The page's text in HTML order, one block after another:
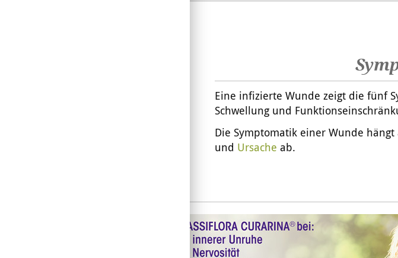
Eine infizierte Wunde zeigt die fünf
Schwellung und
Die Symptomatik einer Wunde
und Ursache ab.